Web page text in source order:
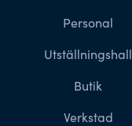
Personal
Utställningshall
Butik
Verkstad